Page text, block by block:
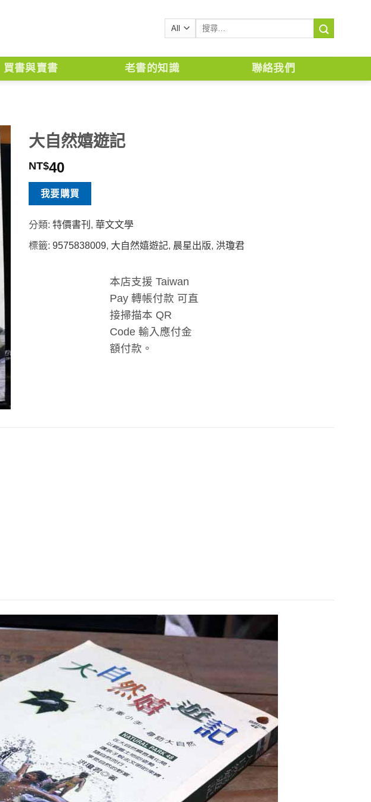
搜
鍵
買書與賣書 老書的知識 聯絡我們
大自然嬉遊記
NT$40
我要購買
分類:特價書刊 ,華文文學
標籤:9575838009, 大自然嬉遊記, 晨星出版, 洪瓊君
本店支援 Taiwan
Pay 轉帳付款 可直
接掃描本 QR
Code 輸入應付金
額付款。